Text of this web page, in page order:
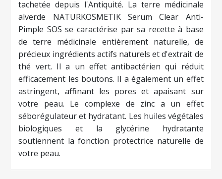
tachetée depuis l'Antiquité. La terre médicinale
alverde NATURKOSMETIK Serum Clear Anti-
Pimple SOS se caractérise par sa recette à base
de terre médicinale entièrement naturelle, de
précieux ingrédients actifs naturels et d'extrait de
thé vert. Il a un effet antibactérien qui réduit
efficacement les boutons. Il a également un effet
astringent, affinant les pores et apaisant sur
votre peau. Le complexe de zinc a un effet
séborégulateur et hydratant. Les huiles végétales
biologiques et la glycérine hydratante
soutiennent la fonction protectrice naturelle de
votre peau.